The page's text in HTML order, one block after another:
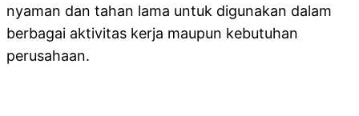
nyaman dan tahan lama untuk digunakan dalam
berbagai aktivitas kerja maupun kebutuhan
perusahaan.